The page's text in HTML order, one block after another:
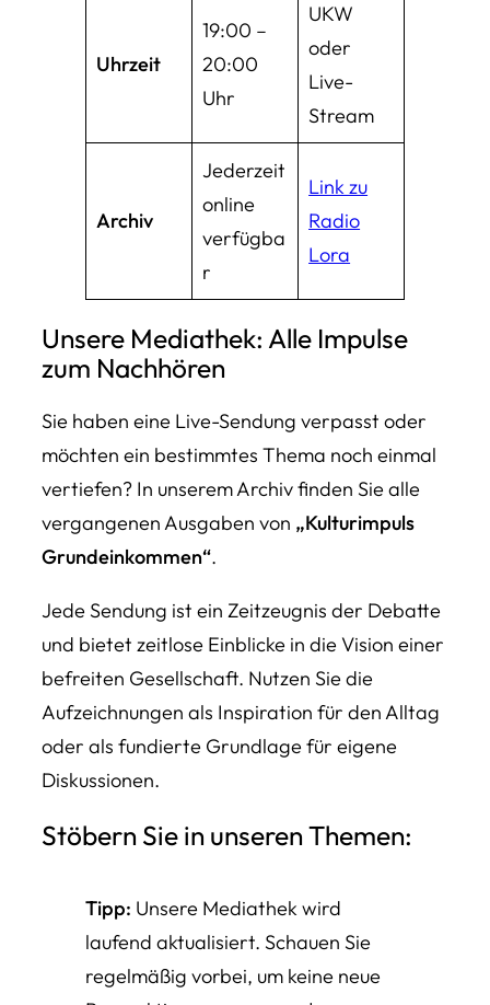
Uhrzeit
19:00 –
20:00
Uhr
UKW
oder
Live-
Stream
Archiv
Jederzeit
online
verfügba
r
Link zu
Radio
Lora
Unsere Mediathek: Alle Impulse
zum Nachhören
Sie haben eine Live-Sendung verpasst oder
möchten ein bestimmtes Thema noch einmal
vertiefen? In unserem Archiv finden Sie alle
vergangenen Ausgaben von „Kulturimpuls
Grundeinkommen“.
Jede Sendung ist ein Zeitzeugnis der Debatte
und bietet zeitlose Einblicke in die Vision einer
befreiten Gesellschaft. Nutzen Sie die
Aufzeichnungen als Inspiration für den Alltag
oder als fundierte Grundlage für eigene
Diskussionen.
Stöbern Sie in unseren Themen:
Tipp: Unsere Mediathek wird
laufend aktualisiert. Schauen Sie
regelmäßig vorbei, um keine neue